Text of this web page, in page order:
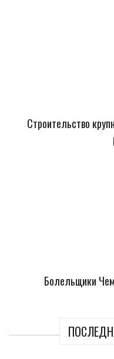
Строительство
Болельщики